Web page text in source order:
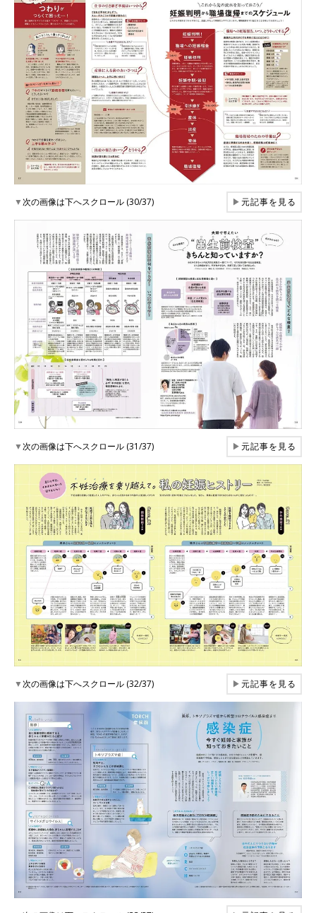
▼次の画像は下へスクロール (30/37) ▶元記事を見る
▼次の画像は下へスクロール (31/37) ▶元記事を見る
▼次の画像は下へスクロール (32/37) ▶元記事を見る